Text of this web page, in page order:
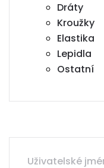
Dráty
Kroužky
Elastika
Lepidla
Ostatní